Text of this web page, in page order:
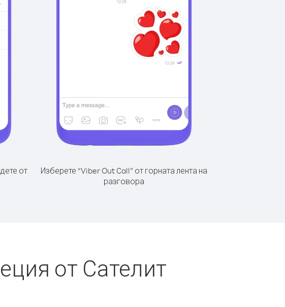
от
Изберете “Viber Out Call” от горната лента на
разговора
от Сателит